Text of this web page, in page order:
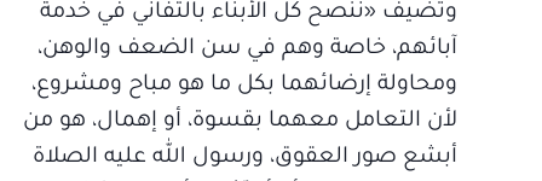
وتضيف «ننصح كل الأبناء بالتفاني في خدمة
آبائهم، خاصة وهم في سن الضعف والوهن،
ومحاولة إرضائهما بكل ما هو مباح ومشروع،
لأن التعامل معهما بقسوة، أو إهمال، هو من
أبشع صور العقوق، ورسول الله عليه الصلاة